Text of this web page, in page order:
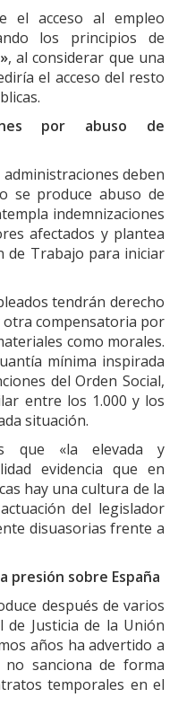
el acceso al empleo
los principios de
, al considerar que una
el acceso del resto
por abuso de
deben
se produce abuso de
indemnizaciones
afectados y plantea
de Trabajo para iniciar
tendrán derecho
otra compensatoria por
como morales.
mínima inspirada
del Orden Social,
entre los 1.000 y los
situación.
que «la elevada y
evidencia que en
hay una cultura de la
del legislador
disuasorias frente a
presión sobre España
después de varios
Justicia de la Unión
años ha advertido a
no sanciona de forma
temporales en el